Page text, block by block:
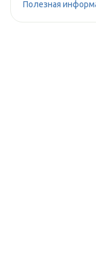
Полезная